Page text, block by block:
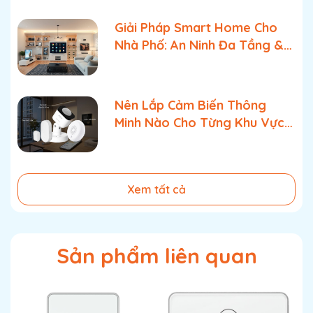
Số lần bật tắt 100.000 lần
Điện áp nguồn
đa
Chuẩn điều
kiển
Bluetooth Mesh 5.0
Mới 100%
Giải Pháp Smart Home Cho
Nhà Phố: An Ninh Đa Tầng &
Nên Lắp Cảm Biến Thông
Minh Nào Cho Từng Khu Vực
Xem tất cả
Sản phẩm liên quan